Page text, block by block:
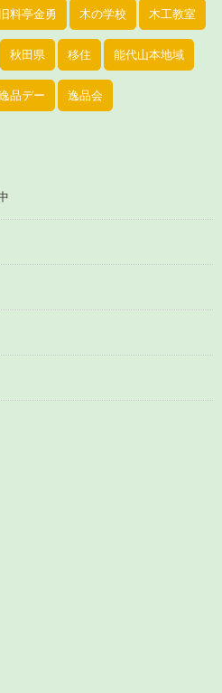
旧料亭金勇 木の学校 木工教室
秋田県 移住 能代山本地域
品デー 逸品会